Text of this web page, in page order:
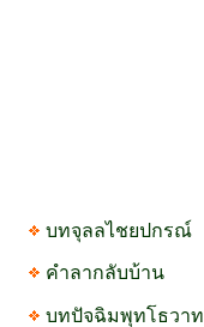
บทจุลลไชยปกรณ์
คำลากลับบ้าน
บทปัจฉิมพุทโธวาท